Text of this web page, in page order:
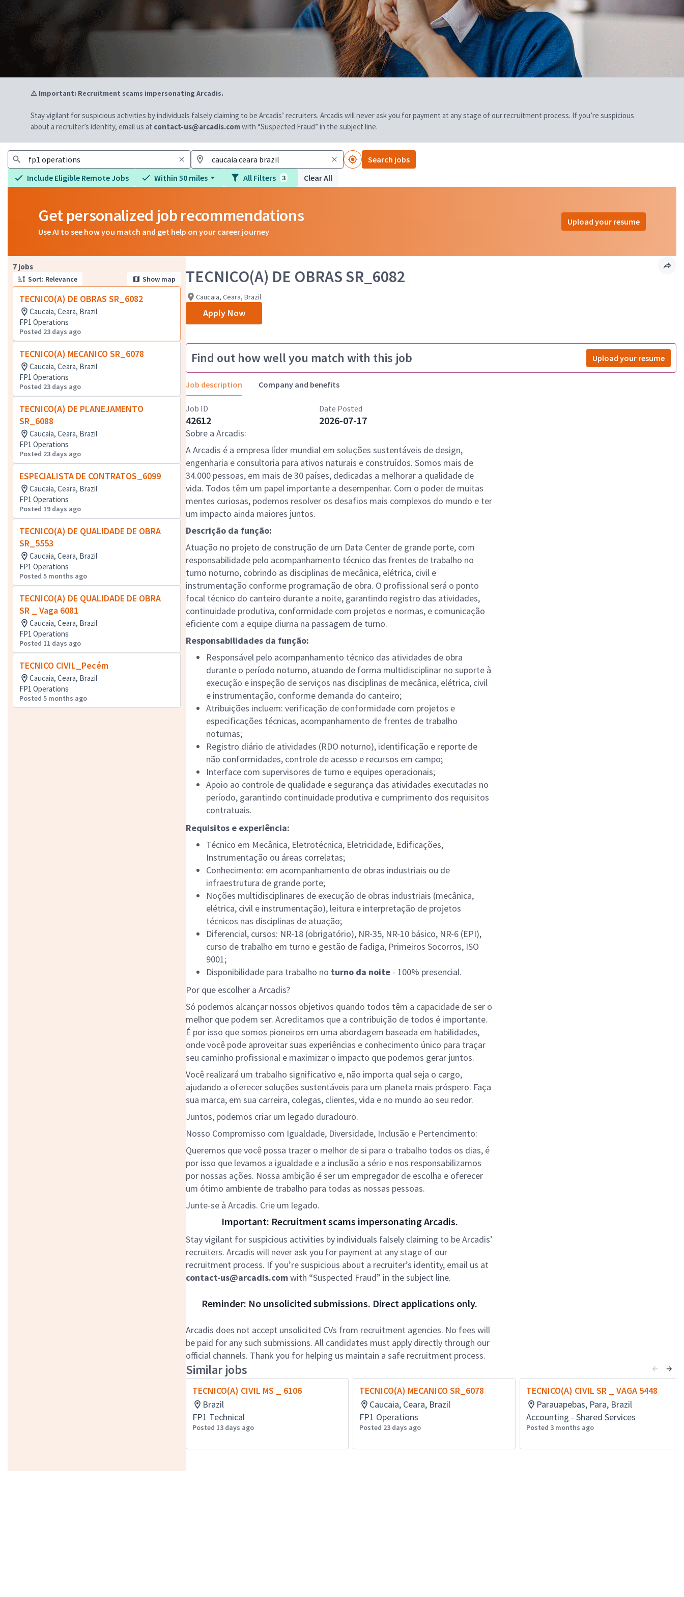
⚠ Important: Recruitment scams impersonating Arcadis.
Stay vigilant for suspicious activities by individuals falsely claiming to be Arcadis’ recruiters. Arcadis will never ask you for payment at any stage of our recruitment process. If you’re suspicious
about a recruiter’s identity, email us at contact-us@arcadis.comwith “Suspected Fraud” in the subject line.
Search jobs
Include Eligible Remote Jobs
Within 50 miles All Filters 3 Clear All
Get personalized job recommendations
Use AI to see how you match and get help on your career journey
Upload your resume
7 jobs
Sort: Relevance Show map
TECNICO(A) DE OBRAS SR_6082
Caucaia, Ceara, Brazil
FP1 Operations
Posted 23 days ago
TECNICO(A) MECANICO SR_6078
Caucaia, Ceara, Brazil
FP1 Operations
Posted 23 days ago
TECNICO(A) DE PLANEJAMENTO
SR_6088
Caucaia, Ceara, Brazil
FP1 Operations
Posted 23 days ago
ESPECIALISTA DE CONTRATOS_6099
Caucaia, Ceara, Brazil
FP1 Operations
Posted 19 days ago
TECNICO(A) DE QUALIDADE DE OBRA
SR_5553
Caucaia, Ceara, Brazil
FP1 Operations
Posted 5 months ago
TECNICO(A) DE QUALIDADE DE OBRA
SR _ Vaga 6081
Caucaia, Ceara, Brazil
FP1 Operations
Posted 11 days ago
TECNICO CIVIL_Pecém
Caucaia, Ceara, Brazil
FP1 Operations
Posted 5 months ago
Page 1 of 1
TECNICO(A) DE OBRAS SR_6082
Caucaia, Ceara, Brazil
Apply Now
Find out how well you match with this job Upload your resume
Job description Company and benefits
Job ID
42612
Date Posted
2026-07-17
Sobre a Arcadis:
A Arcadis é a empresa líder mundial em soluções sustentáveis de design,
engenharia e consultoria para ativos naturais e construídos. Somos mais de
34.000 pessoas, em mais de 30 países, dedicadas a melhorar a qualidade de
vida. Todos têm um papel importante a desempenhar. Com o poder de muitas
mentes curiosas, podemos resolver os desafios mais complexos do mundo e ter
um impacto ainda maiores juntos.
Descrição da função:
Atuação no projeto de construção de um Data Center de grande porte, com
responsabilidade pelo acompanhamento técnico das frentes de trabalho no
turno noturno, cobrindo as disciplinas de mecânica, elétrica, civil e
instrumentação conforme programação de obra. O profissional será o ponto
focal técnico do canteiro durante a noite, garantindo registro das atividades,
continuidade produtiva, conformidade com projetos e normas, e comunicação
eficiente com a equipe diurna na passagem de turno.
Responsabilidades da função:
Responsável pelo acompanhamento técnico das atividades de obra
durante o período noturno, atuando de forma multidisciplinar no suporte à
execução e inspeção de serviços nas disciplinas de mecânica, elétrica, civil
e instrumentação, conforme demanda do canteiro;
Atribuições incluem: verificação de conformidade com projetos e
especificações técnicas, acompanhamento de frentes de trabalho
noturnas;
Registro diário de atividades (RDO noturno), identificação e reporte de
não conformidades, controle de acesso e recursos em campo;
Interface com supervisores de turno e equipes operacionais;
Apoio ao controle de qualidade e segurança das atividades executadas no
período, garantindo continuidade produtiva e cumprimento dos requisitos
contratuais.
Requisitos e experiência:
Técnico em Mecânica, Eletrotécnica, Eletricidade, Edificações,
Instrumentação ou áreas correlatas;
Conhecimento: em acompanhamento de obras industriais ou de
infraestrutura de grande porte;
Noções multidisciplinares de execução de obras industriais (mecânica,
elétrica, civil e instrumentação), leitura e interpretação de projetos
técnicos nas disciplinas de atuação;
Diferencial, cursos: NR-18 (obrigatório), NR-35, NR-10 básico, NR-6 (EPI),
curso de trabalho em turno e gestão de fadiga, Primeiros Socorros, ISO
9001;
Disponibilidade para trabalho no turno da noite - 100% presencial.
Por que escolher a Arcadis?
Só podemos alcançar nossos objetivos quando todos têm a capacidade de ser o
melhor que podem ser. Acreditamos que a contribuição de todos é importante.
É por isso que somos pioneiros em uma abordagem baseada em habilidades,
onde você pode aproveitar suas experiências e conhecimento único para traçar
seu caminho profissional e maximizar o impacto que podemos gerar juntos.
Você realizará um trabalho significativo e, não importa qual seja o cargo,
ajudando a oferecer soluções sustentáveis para um planeta mais próspero. Faça
sua marca, em sua carreira, colegas, clientes, vida e no mundo ao seu redor.
Juntos, podemos criar um legado duradouro.
Nosso Compromisso com Igualdade, Diversidade, Inclusão e Pertencimento:
Queremos que você possa trazer o melhor de si para o trabalho todos os dias, é
por isso que levamos a igualdade e a inclusão a sério e nos responsabilizamos
por nossas ações. Nossa ambição é ser um empregador de escolha e oferecer
um ótimo ambiente de trabalho para todas as nossas pessoas.
Junte-se à Arcadis. Crie um legado.
Important: Recruitment scams impersonating Arcadis.
Stay vigilant for suspicious activities by individuals falsely claiming to be Arcadis’
recruiters. Arcadis will never ask you for payment at any stage of our
recruitment process. If you’re suspicious about a recruiter’s identity, email us at
contact-us@arcadis.comwith “Suspected Fraud” in the subject line.
Reminder: No unsolicited submissions. Direct applications only.
Arcadis does not accept unsolicited CVs from recruitment agencies. No fees will
be paid for any such submissions. All candidates must apply directly through our
official channels. Thank you for helping us maintain a safe recruitment process.
Similar jobs
TECNICO(A) CIVIL MS _ 6106
Brazil
FP1 Technical
Posted 13 days ago
TECNICO(A) MECANICO SR_6078
Caucaia, Ceara, Brazil
FP1 Operations
Posted 23 days ago
TECNICO(A) CIVIL SR _ VAGA 5448
Parauapebas, Para, Brazil
Accounting - Shared Services
Posted 3 months ago